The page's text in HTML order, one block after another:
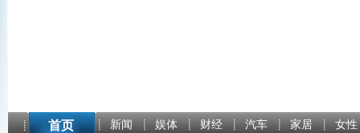
首页 新闻 娱体 财经 汽车 家居 女性